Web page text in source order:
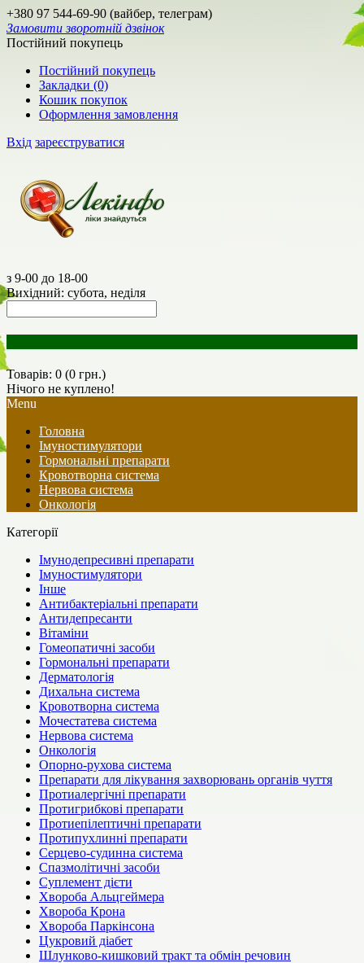
+380 97 544-69-90 (вайбер, телеграм)
Замовити зворотній дзвінок
Постійний покупець
Постійний покупець
Закладки (0)
Кошик покупок
Оформлення замовлення
Вхід зареєструватися
з 9-00 до 18-00
Вихідний: субота, неділя
Товарів: 0 (0 грн.)
Нічого не куплено!
Menu
Головна
Імуностимулятори
Гормональні препарати
Кровотворна система
Нервова система
Онкологія
Категорії
Імунодепресивні препарати
Імуностимулятори
Інше
Антибактеріальні препарати
Антидепресанти
Вітаміни
Гомеопатичні засоби
Гормональні препарати
Дерматологія
Дихальна система
Кровотворна система
Мочестатева система
Нервова система
Онкологія
Опорно-рухова система
Препарати для лікування захворювань органів чуття
Протиалергічні препарати
Протигрибкові препарати
Протиепілептичні препарати
Протипухлинні препарати
Серцево-судинна система
Спазмолітичні засоби
Суплемент дієти
Хвороба Альцгеймера
Хвороба Крона
Хвороба Паркінсона
Цукровий діабет
Шлунково-кишковий тракт та обмін речовин